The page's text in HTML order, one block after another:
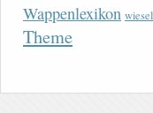
Wappenlexikon
Theme